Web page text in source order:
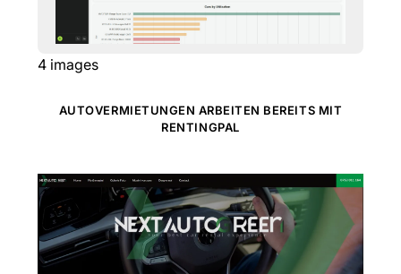
4 images
AUTOVERMIETUNGEN ARBEITEN BEREITS MIT
RENTINGPAL